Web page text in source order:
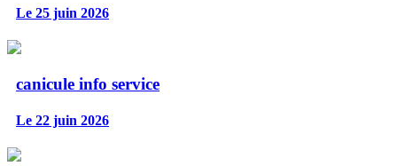
Le 25 juin 2026
canicule info service
Le 22 juin 2026